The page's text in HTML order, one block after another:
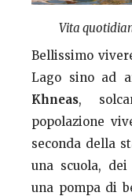
Vita
Bellissimo
Lago sino ad
Khneas,
popolazione
seconda della
una scuola,
una pompa di